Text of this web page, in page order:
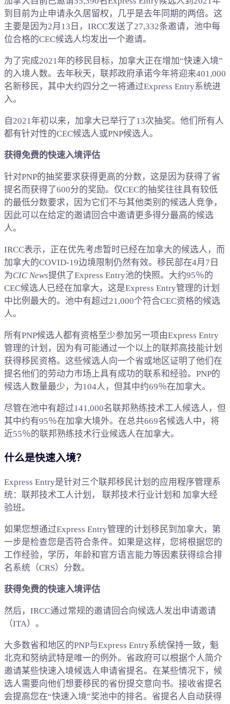
到目前为止申请永久居留权，几乎是去年同期的两倍。这
主要是因为2月13日，IRCC发送了27,332条邀请，池中每
位合格的CEC候选人均发出一个邀请。
为了完成2021年的移民目标，加拿大正在增加“快速入境”
的入境人数。去年秋天，联邦政府承诺今年将迎来401,000
名新移民，其中大约四分之一将通过Express Entry系统进
入。
自2021年初以来，加拿大已举行了13次抽奖。他们所有人
都有针对性的CEC候选人或PNP候选人。
获得免费的快速入境评估
针对PNP的抽奖要求获得更高的分数，这是因为获得了省
提名而获得了600分的奖励。仅CEC的抽奖往往具有较低
的最低分数要求，因为它们不与其他类别的候选人竞争，
因此可以在给定的邀请回合中邀请更多得分最高的候选
人。
IRCC表示，正在优先考虑暂时已经在加拿大的候选人，而
加拿大的COVID-19边境限制仍然有效。移民部在4月7日
为CIC News提供了Express Entry池的快照。大约95％的
CEC候选人已经在加拿大，这是Express Entry管理的计划
中比例最大的。池中有超过21,000个符合CEC资格的候选
人。
所有PNP候选人都有资格至少参加另一项由Express Entry
管理的计划，因为有可能通过一个以上的联邦高技能计划
获得移民资格。这些候选人向一个省或地区证明了他们在
提名他们的劳动力市场上具有成功的联系和经验。PNP的
候选人数量最少，为104人，但其中约69％在加拿大。
尽管在池中有超过141,000名联邦熟练技术工人候选人，但
其中约有95％在加拿大境外。在总共669名候选人中，将
近55％的联邦熟练技术行业候选人在加拿大。
什么是快速入境？
Express Entry是针对三个联邦移民计划的应用程序管理系
统：联邦技术工人计划， 联邦技术行业计划和 加拿大经
验班。
如果您想通过Express Entry管理的计划移民到加拿大，第
一步是检查您是否符合条件。如果是这样，您将根据您的
工作经验，学历，年龄和官方语言能力等因素获得综合排
名系统（CRS）分数。
获得免费的快速入境评估
然后，IRCC通过常规的邀请回合向候选人发出申请邀请
（ITA）。
大多数省和地区的PNP与Express Entry系统保持一致，魁
北克和努纳武特是唯一的例外。省政府可以根据个人简介
邀请某些快速入境候选人申请省提名。在某些情况下，候
选人需要向他们想要移民的省份提交意向书。接收省提名
会提高您在“快速入境”奖池中的排名。省提名人自动获得